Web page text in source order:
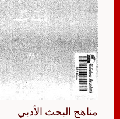
مناهج البحث الأدبي